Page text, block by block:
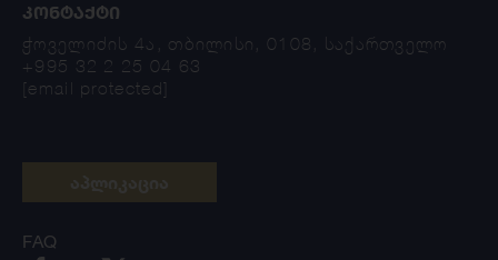
ᲙᲝᲜᲢᲐᲥᲢᲘ
ჭოველიძის 4ა, თბილისი, 0108, საქართველო
+995 32 2 25 04 63
[email protected]
FAQ